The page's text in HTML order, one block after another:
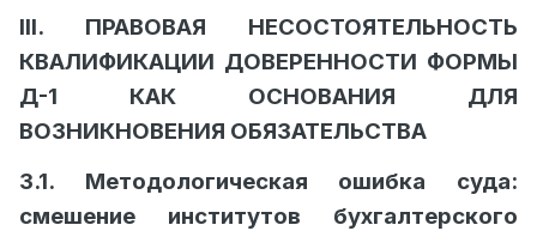
III. ПРАВОВАЯ НЕСОСТОЯТЕЛЬНОСТЬ
КВАЛИФИКАЦИИ ДОВЕРЕННОСТИ ФОРМЫ
Д-1 КАК ОСНОВАНИЯ ДЛЯ
ВОЗНИКНОВЕНИЯ ОБЯЗАТЕЛЬСТВА
3.1. Методологическая ошибка суда:
смешение институтов бухгалтерского